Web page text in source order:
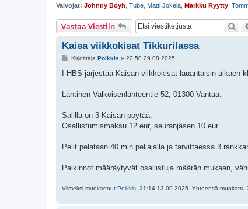
Valvojat: Johnny Boyh Tube Matti Jokela Markku Ryytty
Vastaa Viestiin
Kaisa viikkokisat Tikkurilassa
V
e
i
Kirjoittaja Poikkis » 22:50 29.08.2025
I-HBS järjestää Kaisan viikkokisat lauantaisin alkaen
Läntinen Valkoisenlähteentie 52, 01300 Vantaa.
Salilla on 3 Kaisan pöytää.
Osallistumismaksu 12 eur, seuranjäsen 10 eur.
Pelit pelataan 40 min peliajalla ja tarvittaessa 3
Palkinnot määräytyvät osallistuja määrän mukaan,
Viimeksi muokannut Poikkis , 21:14 13.09.2025. Yhteensä muokattu